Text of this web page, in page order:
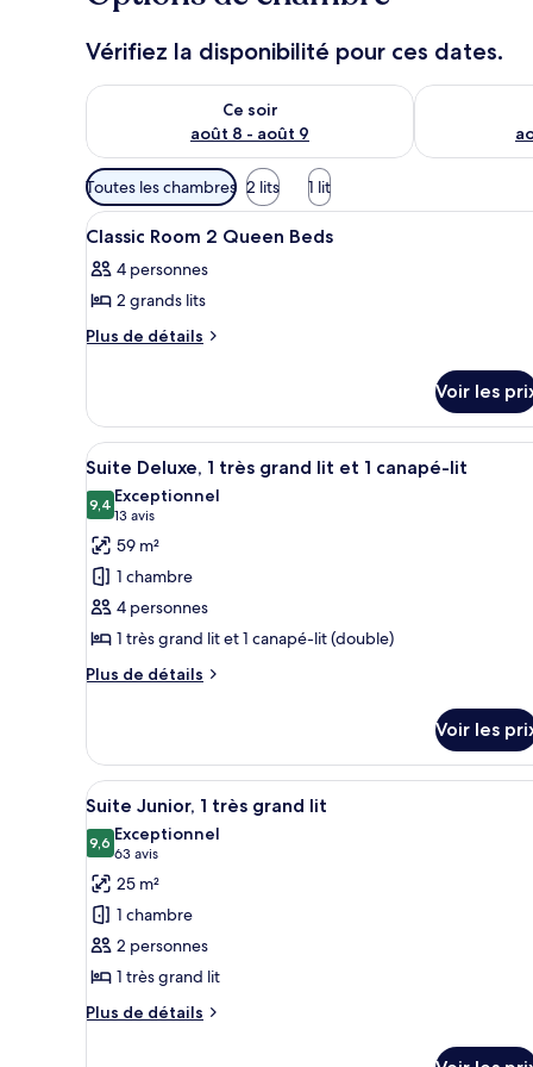
Vérifiez la disponibilité pour ces dates.
Ce soir
août 8 - août 9
Vérifier la disponibilité pour ce soir août 8 - août 9
Vérifier la
Filtres
disponibles
pour
chambres
Toutes les chambres 2 lits 1 lit
Afficher
toutes
les
photos
pour
de
chambre :
Classic
Room
2
Queen
Beds
Une chambre d’hôtel
1
Classic Room 2 Queen Beds
4 personnes
2 grands lits
Plus de détails
Plus
le
type
de
chambre
Classic
Room
2
Queen
Beds
Voir les
Afficher
toutes
les
photos
pour
ce
type
de
chambre :
1
très
grand
lit
et
1
canapé-
lit
Une chambre à coucher
5
Suite Deluxe, 1 très grand lit et 1 canapé-lit
9,49,4 sur 10
Exceptionnel
13 avis
(13 avis)
59 m²
1 chambre
4 personnes
1 très grand lit et 1 canapé-lit (double)
Plus de détails
Plus
le
type
de
chambre
Suite
Deluxe,
très
grand
lit
et
canapé-
Voir les
Afficher
toutes
les
photos
pour
ce
type
de
chambre :
Un grand lit en bois avec
4
Suite Junior, 1 très grand lit
9,69,6 sur 10
Exceptionnel
63 avis
(63 avis)
25 m²
1 chambre
2 personnes
1 très grand lit
Plus de détails
Plus